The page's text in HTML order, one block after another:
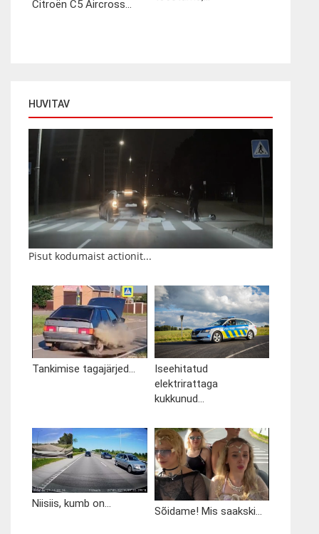
Citroën C5 Aircross...
HUVITAV
Pisut kodumaist actionit...
Tankimise tagajärjed...
Iseehitatud
elektrirattaga
kukkunud...
Niisiis, kumb on...
Sõidame! Mis saakski...